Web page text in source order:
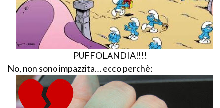
PUFFOLANDIA!!!!
No, non sono impazzita… ecco perchè: